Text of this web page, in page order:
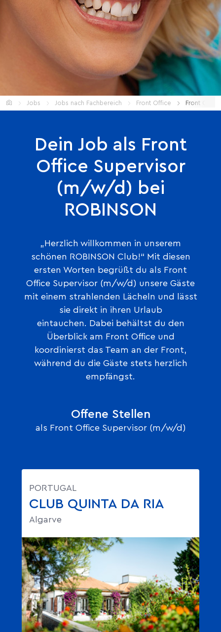
HomeJobs Jobs nach Fachbereich Front Office Front
Dein Job als Front
Office Supervisor
(m/w/d) bei
ROBINSON
„Herzlich willkommen in unserem
schönen ROBINSON Club!“ Mit diesen
ersten Worten begrüßt du als Front
Office Supervisor (m/w/d) unsere Gäste
mit einem strahlenden Lächeln und lässt
sie direkt in ihren Urlaub
eintauchen. Dabei behältst du den
Überblick am Front Office und
koordinierst das Team an der Front,
während du die Gäste stets herzlich
empfängst.
Offene Stellen
als Front Office Supervisor (m/w/d)
PORTUGAL
CLUB QUINTA DA RIA
Algarve